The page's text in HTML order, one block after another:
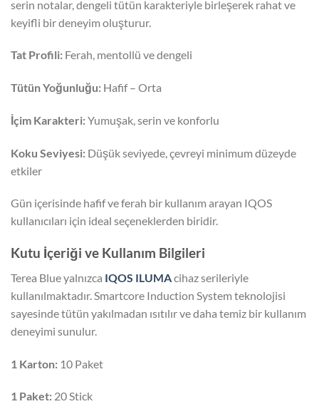
serin notalar, dengeli tütün karakteriyle birleşerek rahat ve
keyifli bir deneyim oluşturur.
Tat Profili: Ferah, mentollü ve dengeli
Tütün Yoğunluğu: Hafif – Orta
İçim Karakteri:Yumuşak, serin ve konforlu
Koku Seviyesi: Düşük seviyede, çevreyi minimum düzeyde
etkiler
Gün içerisinde hafif ve ferah bir kullanım arayan IQOS
kullanıcıları için ideal seçeneklerden biridir.
Kutu İçeriği ve Kullanım Bilgileri
Terea Blue yalnızca IQOS ILUMAcihaz serileriyle
kullanılmaktadır. Smartcore Induction System teknolojisi
sayesinde tütün yakılmadan ısıtılır ve daha temiz bir kullanım
deneyimi sunulur.
1 Karton: 10 Paket
1 Paket: 20 Stick